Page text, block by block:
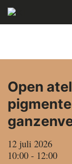
Skip to main
Open
12 juli 2026
10:00 - 12:00